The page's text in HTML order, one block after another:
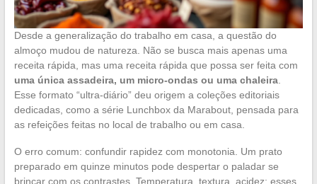
Desde a generalização do trabalho em casa, a questão do
almoço mudou de natureza. Não se busca mais apenas uma
receita rápida, mas uma receita rápida que possa ser feita com
uma única assadeira, um micro-ondas ou uma chaleira.
Esse formato “ultra-diário” deu origem a coleções editoriais
dedicadas, como a série Lunchbox da Marabout, pensada para
as refeições feitas no local de trabalho ou em casa.
O erro comum: confundir rapidez com monotonia. Um prato
preparado em quinze minutos pode despertar o paladar se
brincar com os contrastes. Temperatura, textura, acidez: esses